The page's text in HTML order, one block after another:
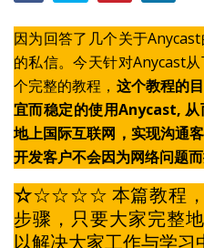
因为回答了几个关于
的私信。今天针对Anycast
个完整的教程， 这个教程的
宜而稳定的使用Anycast,
地上国际互联网，实现沟通
开发客户不会因为网络问题而
☆☆☆☆☆ 本篇教程
步骤，只要大家完整
以解决大家工作与学习